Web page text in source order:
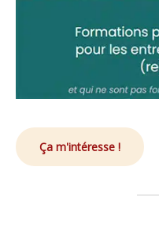
Ça m'intéresse !